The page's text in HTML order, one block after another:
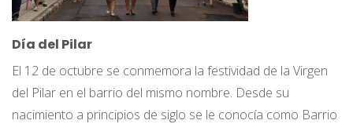
Día del Pilar
El 12 de octubre se conmemora la festividad de la Virgen
del Pilar en el barrio del mismo nombre. Desde su
nacimiento a principios de siglo se le conocía como Barrio